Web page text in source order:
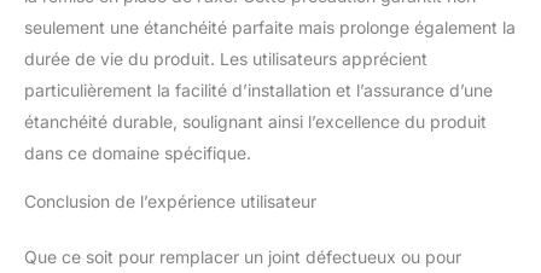
seulement une étanchéité parfaite mais prolonge également la
durée de vie du produit. Les utilisateurs apprécient
particulièrement la facilité d’installation et l’assurance d’une
étanchéité durable, soulignant ainsi l’excellence du produit
dans ce domaine spécifique.
Conclusion de l’expérience utilisateur
Que ce soit pour remplacer un joint défectueux ou pour